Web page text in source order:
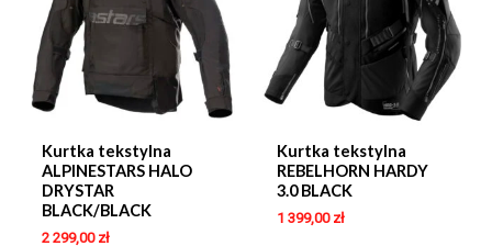
Kurtka tekstylna
ALPINESTARS HALO
DRYSTAR
BLACK/BLACK
2 299,00 zł
Kurtka tekstylna
REBELHORN HARDY
3.0 BLACK
1 399,00 zł